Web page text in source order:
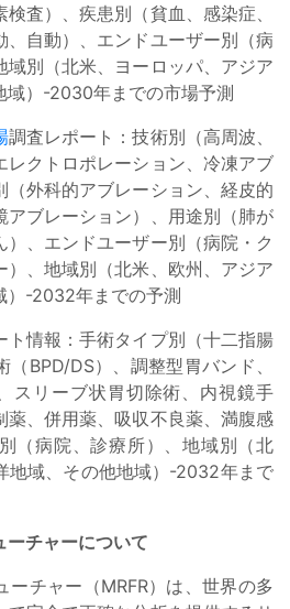
査）、疾患別（貧血、感染症、
、自動）、エンドユーザー別（病
域別（北米、ヨーロッパ、アジア
域）-2030年までの市場予測
調査レポート：技術別（高周波、
レクトロポレーション、冷凍アブ
（外科的アブレーション、経皮的
アブレーション）、用途別（肺が
）、エンドユーザー別（病院・ク
）、地域別（北米、欧州、アジア
）-2032年までの予測
ト情報：手術タイプ別（十二指腸
BPD/DS）、調整型胃バンド、
スリーブ状胃切除術、内視鏡手
薬、併用薬、吸収不良薬、満腹感
（病院、診療所）、地域別（北
地域、その他地域）-2032年まで
ーチャーについて
ーチャー（MRFR）は、世界の多